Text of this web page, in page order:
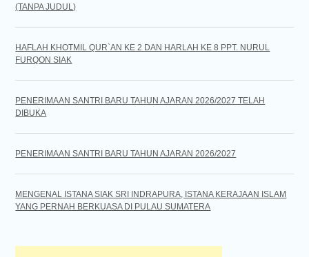
(TANPA JUDUL)
HAFLAH KHOTMIL QUR`AN KE 2 DAN HARLAH KE 8 PPT. NURUL
FURQON SIAK
PENERIMAAN SANTRI BARU TAHUN AJARAN 2026/2027 TELAH
DIBUKA
PENERIMAAN SANTRI BARU TAHUN AJARAN 2026/2027
MENGENAL ISTANA SIAK SRI INDRAPURA, ISTANA KERAJAAN ISLAM
YANG PERNAH BERKUASA DI PULAU SUMATERA